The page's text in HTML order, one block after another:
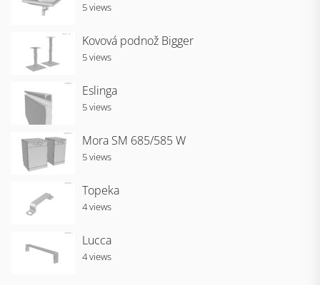
5 views
Kovová podnož Bigger
5 views
Eslinga
5 views
Mora SM 685/585 W
5 views
Topeka
4 views
Lucca
4 views